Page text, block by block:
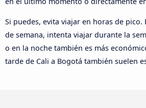
Si puedes, evita viajar en horas de
de semana, intenta viajar durante la
o en la noche también es más
tarde de Cali a Bogotá también suelen